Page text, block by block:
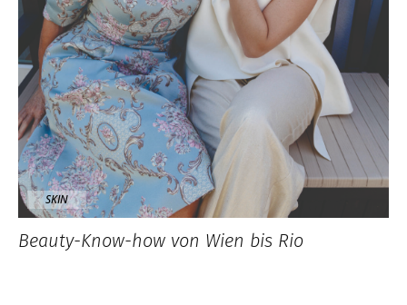
SKIN
Beauty-Know-how von Wien bis Rio